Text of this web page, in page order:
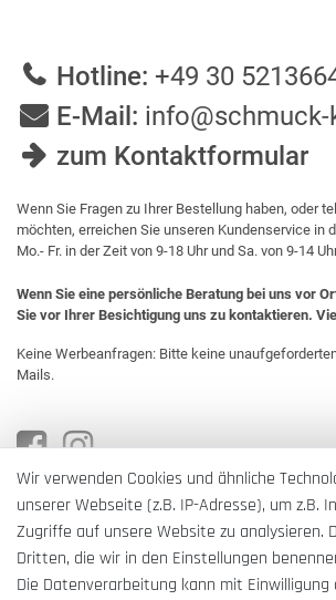
Hotline: +49 30
E-Mail: info@schmuck-
zum Kontaktformular
Wenn Sie Fragen zu Ihrer Bestellung haben, oder
möchten, erreichen Sie unseren Kundenservice in
Mo.- Fr. in der Zeit von 9-18 Uhr und Sa. von 9-14
Wenn Sie eine persönliche Beratung bei uns vor
Sie vor Ihrer Besichtigung uns zu kontaktieren.
Keine Werbeanfragen: Bitte keine
Mails.
Wir verwenden Cookies und ähnliche
unserer Webseite (z.B. IP-Adresse), um
Zugriffe auf unsere Website zu
Dritten, die wir in den Einstellungen
Die Datenverarbeitung kann mit